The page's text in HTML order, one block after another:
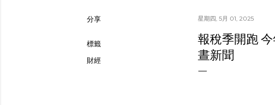
分享
標籤
財經
星期四, 5月 01, 2025
報稅季開跑
晝新聞